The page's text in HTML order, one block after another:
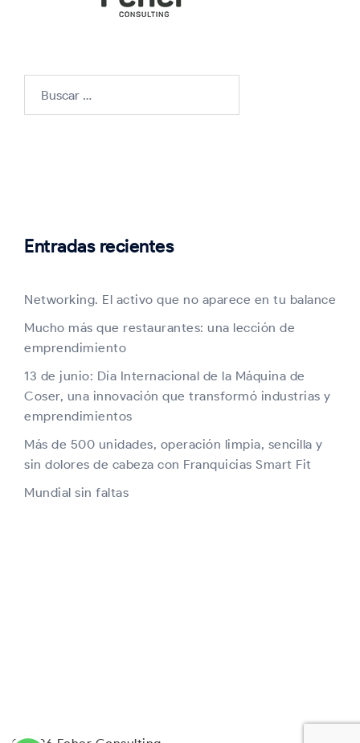
Entradas recientes
Networking. El activo que no aparece en tu balance
Mucho más que restaurantes: una lección de
emprendimiento
13 de junio: Día Internacional de la Máquina de
Coser, una innovación que transformó industrias y
emprendimientos
Más de 500 unidades, operación limpia, sencilla y
sin dolores de cabeza con Franquicias Smart Fit
Mundial sin faltas